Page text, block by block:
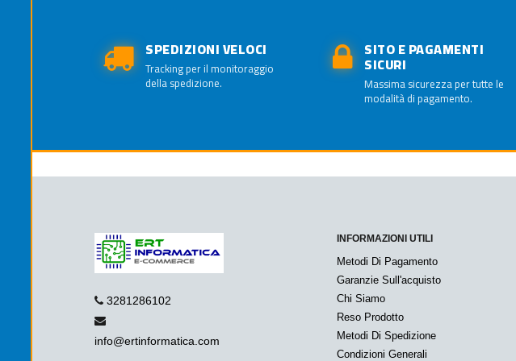
SPEDIZIONI VELOCI
Tracking per il monitoraggio
della spedizione.
SITO E PAGAMENTI
SICURI
Massima sicurezza per tutte le
modalità di pagamento.
3281286102
info@ertinformatica.com
INFORMAZIONI UTILI
Metodi Di Pagamento
Garanzie Sull'acquisto
Chi Siamo
Reso Prodotto
Metodi Di Spedizione
Condizioni Generali